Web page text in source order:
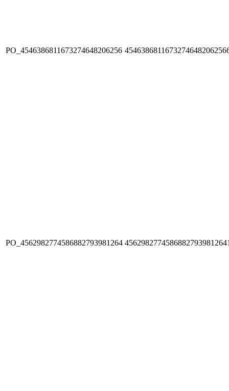
PO_4546386811673274648206256
PO_4562982774586882793981264